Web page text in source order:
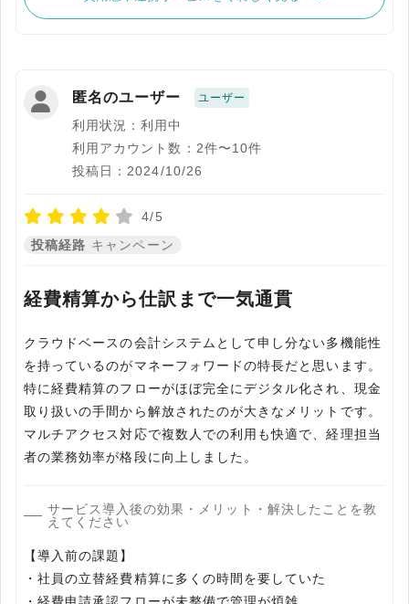
匿名のユーザー ユーザー
利用状況：利用中
利用アカウント数：2件〜10件
投稿日：2024/10/26
4/5
投稿経路 キャンペーン
経費精算から仕訳まで一気通貫
クラウドベースの会計システムとして申し分ない多機能性
を持っているのがマネーフォワードの特長だと思います。
特に経費精算のフローがほぼ完全にデジタル化され、現金
取り扱いの手間から解放されたのが大きなメリットです。
マルチアクセス対応で複数人での利用も快適で、経理担当
者の業務効率が格段に向上しました。
サービス導入後の効果・メリット・解決したことを教
えてください
【導入前の課題】
・社員の立替経費精算に多くの時間を要していた